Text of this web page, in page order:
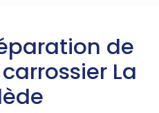
de
La